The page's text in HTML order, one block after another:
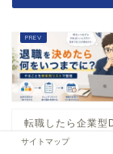
転職したら企業型
れる？ 放置で起
サイトマップ